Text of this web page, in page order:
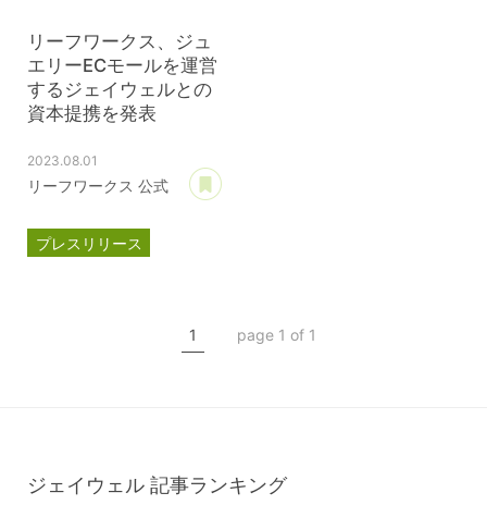
リーフワークス、ジュ
エリーECモールを運営
するジェイウェルとの
資本提携を発表
2023.08.01
リーフワークス 公式
プレスリリース
1
page 1 of 1
ジェイウェル 記事ランキング